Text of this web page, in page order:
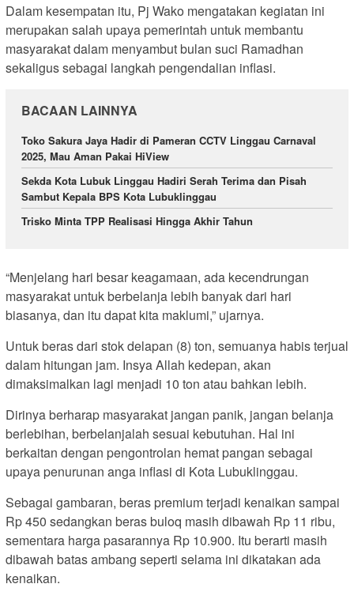
Dalam kesempatan itu, Pj Wako mengatakan kegiatan ini
merupakan salah upaya pemerintah untuk membantu
masyarakat dalam menyambut bulan suci Ramadhan
sekaligus sebagai langkah pengendalian inflasi.
BACAAN LAINNYA
Toko Sakura Jaya Hadir di Pameran CCTV Linggau Carnaval
2025, Mau Aman Pakai HiView
Sekda Kota Lubuk Linggau Hadiri Serah Terima dan Pisah
Sambut Kepala BPS Kota Lubuklinggau
Trisko Minta TPP Realisasi Hingga Akhir Tahun
“Menjelang hari besar keagamaan, ada kecendrungan
masyarakat untuk berbelanja lebih banyak dari hari
biasanya, dan itu dapat kita maklumi,” ujarnya.
Untuk beras dari stok delapan (8) ton, semuanya habis terjual
dalam hitungan jam. Insya Allah kedepan, akan
dimaksimalkan lagi menjadi 10 ton atau bahkan lebih.
Dirinya berharap masyarakat jangan panik, jangan belanja
berlebihan, berbelanjalah sesuai kebutuhan. Hal ini
berkaitan dengan pengontrolan hemat pangan sebagai
upaya penurunan anga inflasi di Kota Lubuklinggau.
Sebagai gambaran, beras premium terjadi kenaikan sampai
Rp 450 sedangkan beras buloq masih dibawah Rp 11 ribu,
sementara harga pasarannya Rp 10.900. Itu berarti masih
dibawah batas ambang seperti selama ini dikatakan ada
kenaikan.